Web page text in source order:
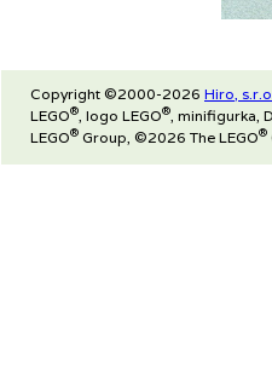
Copyright ©2000-2026 Hiro,
LEGO®, logo LEGO®, minifigurka,
LEGO® Group, ©2026 The LEGO®